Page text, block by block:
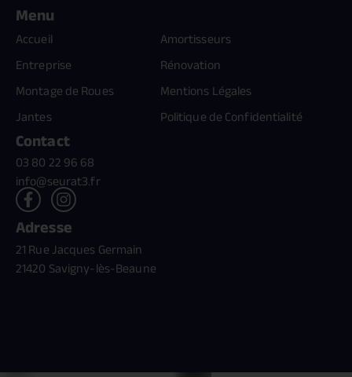
Menu
Accueil
Entreprise
Montage de Roues
Jantes
Amortisseurs
Rénovation
Mentions Légales
Politique de Confidentialité
Contact
03 80 22 96 68
info@seurat3.fr
Adresse
21 Rue Jacques Germain
21420 Savigny-lès-Beaune